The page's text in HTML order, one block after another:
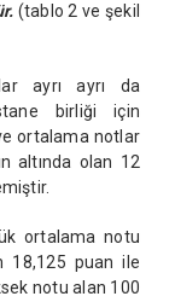
(tablo 2 ve şekil
ayrı ayrı da
birliği için
ortalama notlar
altında olan 12
ortalama notu
18,125 puan ile
notu alan 100